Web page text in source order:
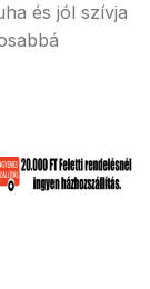
és jól szívja